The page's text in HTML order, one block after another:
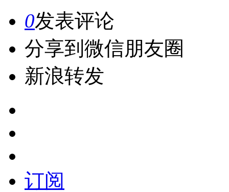
0发表评论
分享到微信朋友圈
新浪转发
订阅